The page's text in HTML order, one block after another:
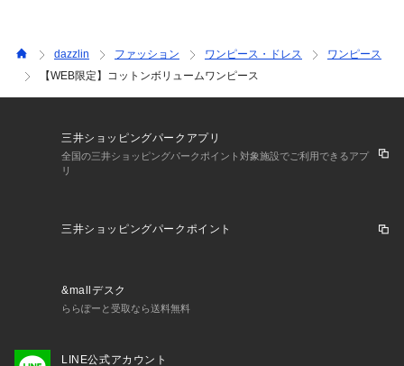
dazzlin ファッション ワンピース・ドレス
ワンピース
【WEB限定】コットンボリュームワンピース
三井ショッピングパークアプリ
全国の三井ショッピングパークポイント対象施設でご利用できるアプ
リ
三井ショッピングパークポイント
&mallデスク
ららぽーと受取なら送料無料
LINE公式アカウント